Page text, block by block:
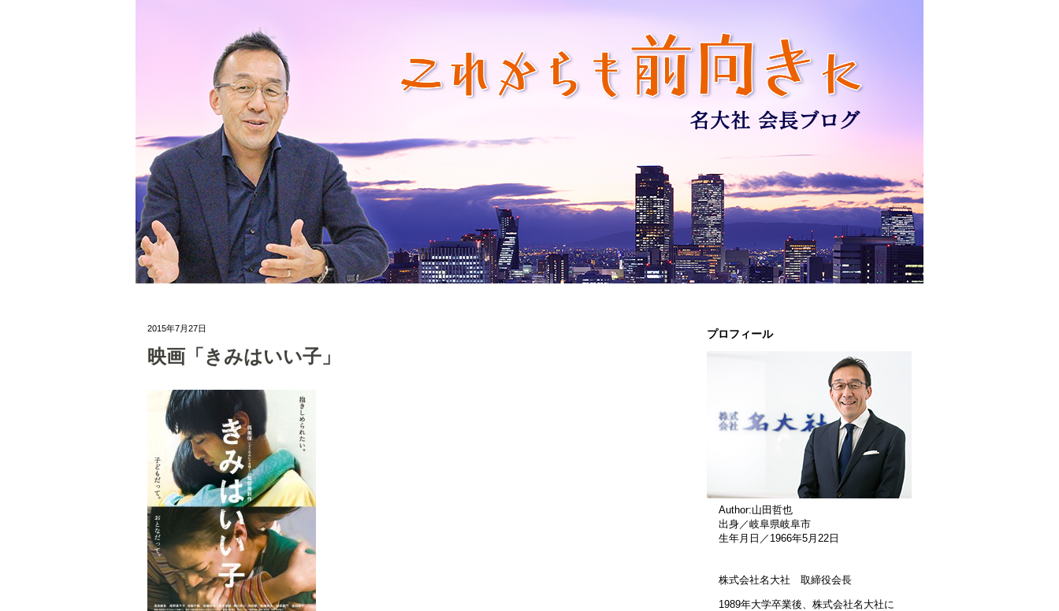
プロフィール
Author:山田哲也
出身／岐阜県岐阜市
生年月日／1966年5月22日
株式会社名大社 取締役会長
1989年大学卒業後、株式会社名大社に
2015年7月27日
映画「きみはいい子」